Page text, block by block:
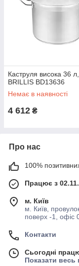
Каструля висока 36 л,
BRILLIS BD13636
Немає в наявності
4 612 ₴
Про нас
100%
Працює з
м. Київ
м. Київ,
поверх -1, офіс
Контакти
Сьогодні
Показати весь